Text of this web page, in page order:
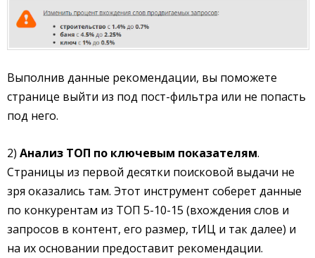
Выполнив данные рекомендации, вы поможете
странице выйти из под пост-фильтра или не попасть
под него.
2) Анализ ТОП по ключевым показателям.
Страницы из первой десятки поисковой выдачи не
зря оказались там. Этот инструмент соберет данные
по конкурентам из ТОП 5-10-15 (вхождения слов и
запросов в контент, его размер, тИЦ и так далее) и
на их основании предоставит рекомендации.